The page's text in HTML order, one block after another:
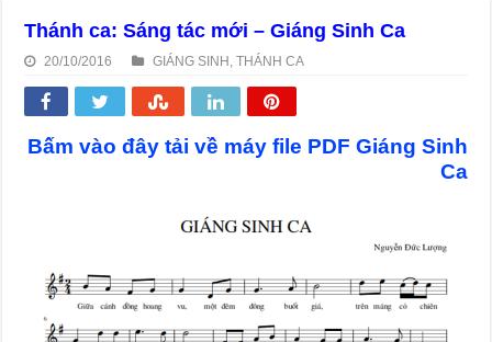
Thánh ca: Sáng tác mới – Giáng Sinh Ca
20/10/2016 GIÁNG SINH ,THÁNH CA
Bấm vào đây tải về máy file PDF Giáng Sinh
Ca